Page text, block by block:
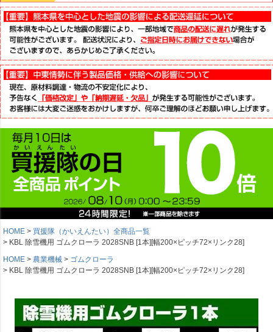
HOME
買援隊（かいえんたい）全商品一覧
KBL 除雪機用 ゴムクローラ 2028SNB [1本][幅200×ピッチ72×リンク28]
HOME
農業機械
ゴムクローラ
KBL 除雪機用 ゴムクローラ 2028SNB [1本][幅200×ピッチ72×リンク28]